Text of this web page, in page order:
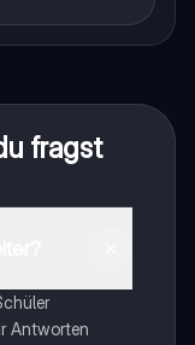
fragst
Antworten